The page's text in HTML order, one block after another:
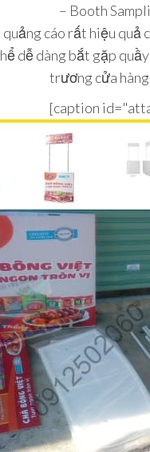
– Booth
quảng cáo rất hiệu quả
dễ dàng bắt gặp
trương cửa
[caption